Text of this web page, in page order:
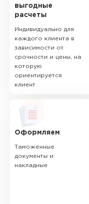
выгодные
расчеты
Индивидуально для
каждого клиента в
зависимости от
срочности и цены, на
которую
ориентируется
клиент
Оформляем
Таможенные
документы и
накладные